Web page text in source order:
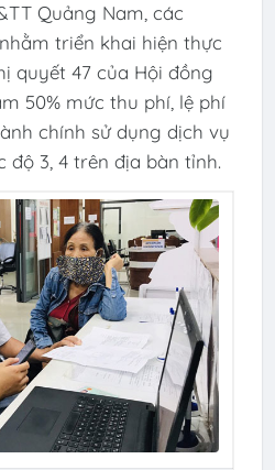
Quảng Nam, các
triển khai hiện thực
quyết 47 của Hội đồng
50% mức thu phí, lệ phí
chính sử dụng dịch vụ
3, 4 trên địa bàn tỉnh.